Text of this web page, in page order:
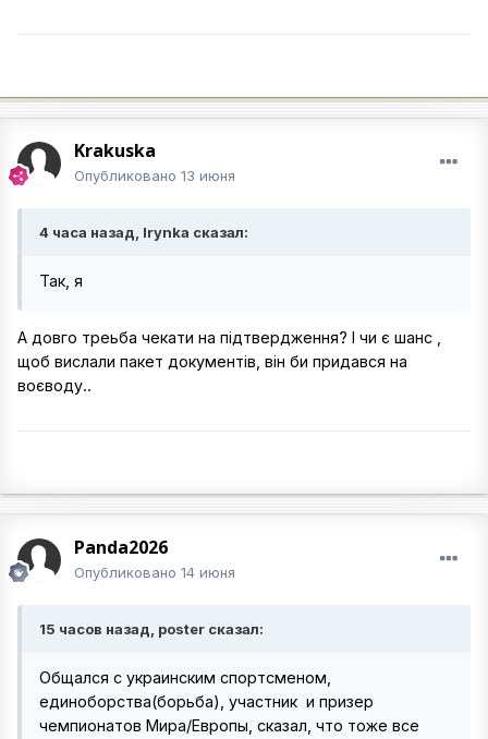
Krakuska
Опубликовано 13 июня
4 часа назад, Irynka сказал:
Так, я
А довго треьба чекати на підтвердження? І чи є шанс ,
щоб вислали пакет документів, він би придався на
воєводу..
Panda2026
Опубликовано 14 июня
15 часов назад, poster сказал:
Общался с украинским спортсменом,
единоборства(борьба), участник и призер
чемпионатов Мира/Европы, сказал, что тоже все